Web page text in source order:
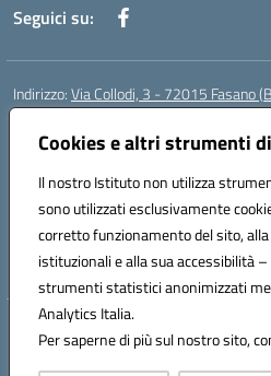
Cookies e altri strumenti
Il nostro Istituto non utilizza
sono utilizzati esclusivamente
corretto funzionamento del sito,
istituzionali e alla sua accessibilità
strumenti statistici anonimizzati
Analytics Italia.
Per saperne di più sul nostro sito,
Seguici su:
Indirizzo:Via Collodi, 3 - 72015 Fasano
Centralino:
Posta elettronica certificata (PEC):
Codice fiscale: 90059320748
Codice meccanografico:BRIC839004
Codice Indice delle Pubbliche
Codice unico di fatturazione (CUF): MIL3BD
Hosting & Powered
Concept & Design